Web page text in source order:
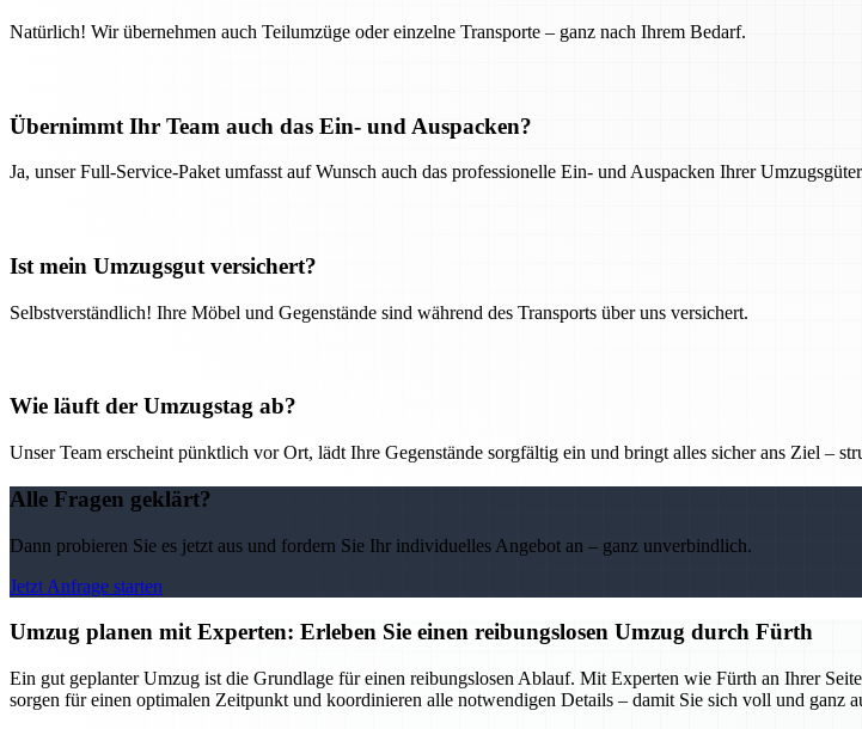
Natürlich! Wir übernehmen auch Teilumzüge oder einzelne Transporte – ganz nach Ihrem Bedarf.
Übernimmt Ihr Team auch das Ein- und Auspacken?
Ja, unser Full-Service-Paket umfasst auf Wunsch auch das professionelle Ein- und Auspacken Ihrer
Ist mein Umzugsgut versichert?
Selbstverständlich! Ihre Möbel und Gegenstände sind während des Transports über uns versichert.
Wie läuft der Umzugstag ab?
Unser Team erscheint pünktlich vor Ort, lädt Ihre Gegenstände sorgfältig ein und bringt alles sicher ans Ziel –
Alle Fragen geklärt?
Dann probieren Sie es jetzt aus und fordern Sie Ihr individuelles Angebot an – ganz unverbindlich.
Jetzt Anfrage starten
Umzug planen mit Experten: Erleben Sie einen reibungslosen Umzug durch Fürth
Ein gut geplanter Umzug ist die Grundlage für einen reibungslosen Ablauf. Mit Experten wie Fürth an Ihrer
sorgen für einen optimalen Zeitpunkt und koordinieren alle notwendigen Details – damit Sie sich voll und ganz